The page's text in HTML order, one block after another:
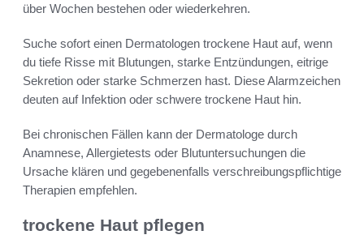
über Wochen bestehen oder wiederkehren.
Suche sofort einen Dermatologen trockene Haut auf, wenn
du tiefe Risse mit Blutungen, starke Entzündungen, eitrige
Sekretion oder starke Schmerzen hast. Diese Alarmzeichen
deuten auf Infektion oder schwere trockene Haut hin.
Bei chronischen Fällen kann der Dermatologe durch
Anamnese, Allergietests oder Blutuntersuchungen die
Ursache klären und gegebenenfalls verschreibungspflichtige
Therapien empfehlen.
trockene Haut pflegen